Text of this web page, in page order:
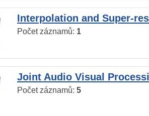
Interpolation and Super-
Počet záznamů: 1
Joint Audio Visual
Počet záznamů: 5